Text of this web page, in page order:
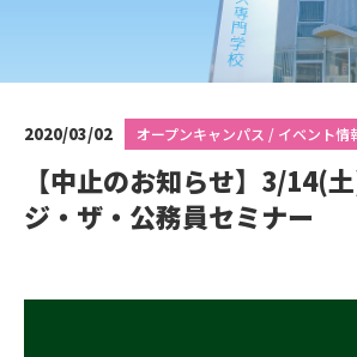
2020/03/02 オープンキャンパス / イベント情
【中止のお知らせ】3/14(
ジ・ザ・公務員セミナー